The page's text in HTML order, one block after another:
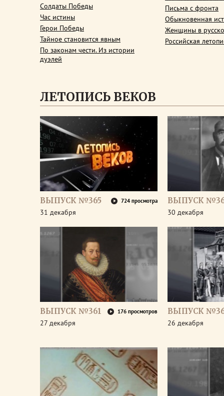
Солдаты Победы
Час истины
Герои Победы
Тайное становится явным
По законам чести. Из истории
дуэлей
Письма с фронта
Обыкновенная
Женщины в
Российская
ЛЕТОПИСЬ ВЕКОВ
ВЫПУСК №365 724 просмотра
31 декабря
ВЫПУСК
30 декабря
ВЫПУСК №361 176 просмотров
27 декабря
ВЫПУСК
26 декабря